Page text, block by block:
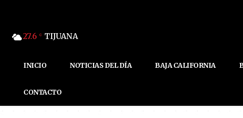
27.6 C TIJUANA
INICIO NOTICIAS DEL DÍA BAJA CALIFORNIA
CONTACTO